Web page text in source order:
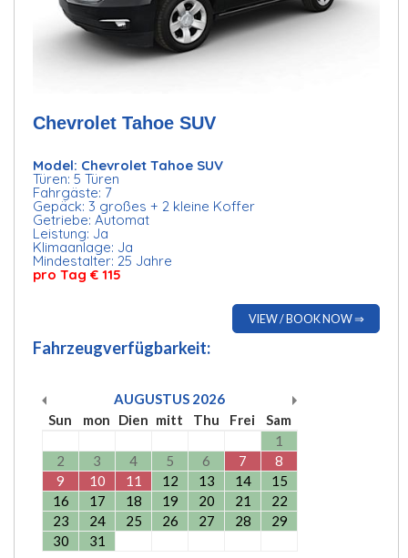
Chevrolet Tahoe SUV
Model: Chevrolet Tahoe SUV
Türen: 5 Türen
Fahrgäste: 7
Gepäck: 3 großes + 2 kleine Koffer
Getriebe: Automat
Leistung: Ja
Klimaanlage: Ja
Mindestalter: 25 Jahre
pro Tag € 115
VIEW / BOOK NOW ⇒
Fahrzeugverfügbarkeit:
AUGUSTUS 2026
Sun
mon Dien mitt Thu Frei
Sam
1
2
3 4 5 6 7
8
9
10 11 12 13 14
15
16
17 18 19 20 21
22
23
24 25 26 27 28
29
30
31